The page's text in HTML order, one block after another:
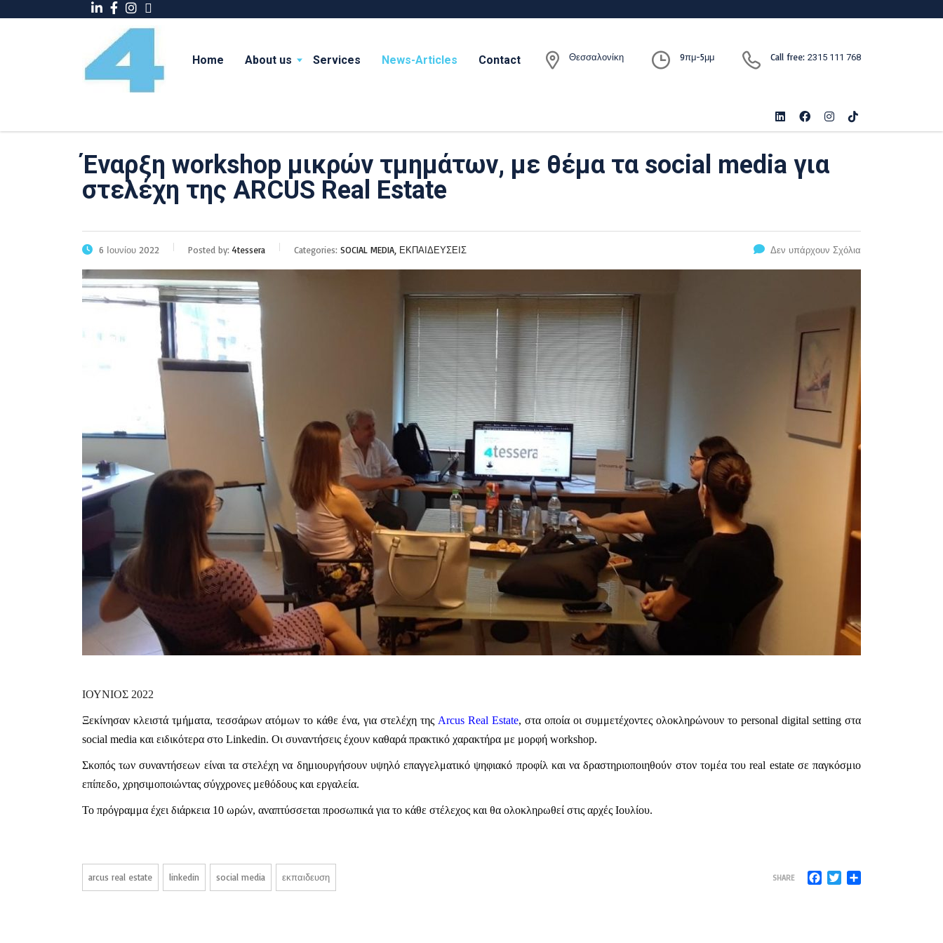
Home About us Services News-Articles Contact Θεσσαλονίκη 9πμ-5μμ Call free: 2315 111 768
Έναρξη workshop μικρών τμημάτων, με θέμα τα social media για
στελέχη της ARCUS Real Estate
6 Ιουνίου 2022 Posted by: 4tessera Categories: SOCIAL MEDIA, ΕΚΠΑΙΔΕΥΣΕΙΣ Δεν υπάρχουν Σχόλια
ΙΟΥΝΙΟΣ 2022
Ξεκίνησαν κλειστά τμήματα, τεσσάρων ατόμων το κάθε ένα, για στελέχη της Arcus Real Estate, στα οποία οι συμμετέχοντες ολοκληρώνουν το personal digital setting στα
social media και ειδικότερα στο Linkedin. Οι συναντήσεις έχουν καθαρά πρακτικό χαρακτήρα με μορφή workshop.
Σκοπός των συναντήσεων είναι τα στελέχη να δημιουργήσουν υψηλό επαγγελματικό ψηφιακό προφίλ και να δραστηριοποιηθούν στον τομέα του real estate σε παγκόσμιο
επίπεδο, χρησιμοποιώντας σύγχρονες μεθόδους και εργαλεία.
Το πρόγραμμα έχει διάρκεια 10 ωρών, αναπτύσσεται προσωπικά για το κάθε στέλεχος και θα ολοκληρωθεί στις αρχές Ιουλίου.
arcus real estate linkedin social media εκπαιδευση SHARE Facebook
Twitter